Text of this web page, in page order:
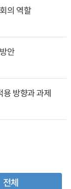
의 역할
안
방향과 과제
전체